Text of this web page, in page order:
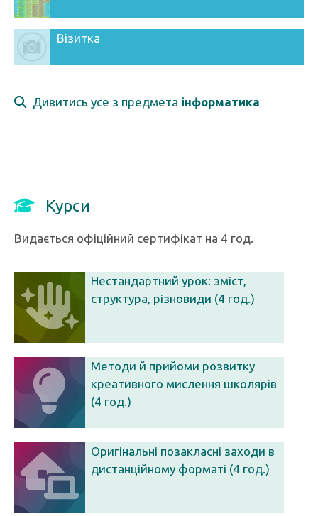
Візитка
Дивитись усе з предмета інформатика
Курси
Видається офіційний сертифікат на 4 год.
Нестандартний урок: зміст,
структура, різновиди (4 год.)
Методи й прийоми розвитку
креативного мислення школярів
(4 год.)
Оригінальні позакласні заходи в
дистанційному форматі (4 год.)